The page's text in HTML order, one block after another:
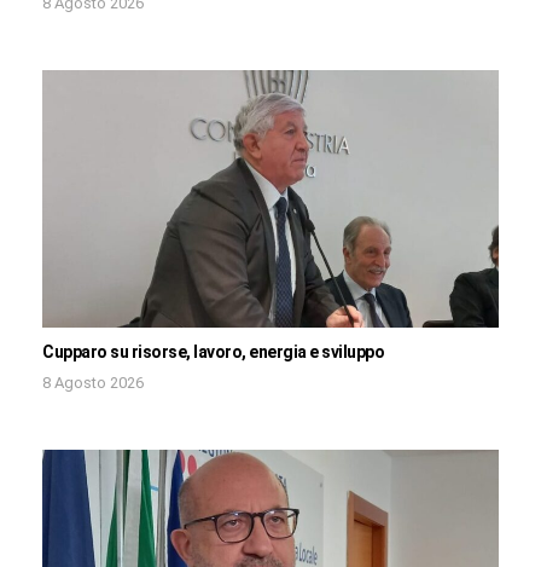
Cupparo su risorse, lavoro, energia e sviluppo
8 Agosto 2026